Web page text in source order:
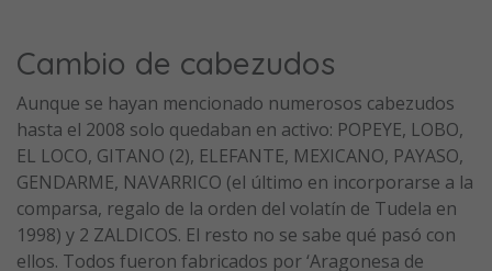
Cambio de cabezudos
Aunque se hayan mencionado numerosos cabezudos
hasta el 2008 solo quedaban en activo: POPEYE, LOBO,
EL LOCO, GITANO (2), ELEFANTE, MEXICANO, PAYASO,
GENDARME, NAVARRICO (el último en incorporarse a la
comparsa, regalo de la orden del volatín de Tudela en
1998) y 2 ZALDICOS. El resto no se sabe qué pasó con
ellos. Todos fueron fabricados por ‘Aragonesa de